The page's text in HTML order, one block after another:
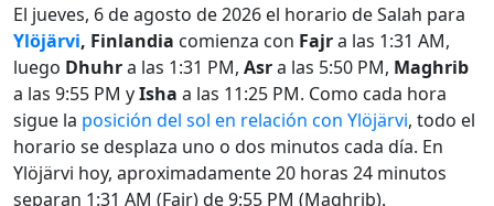
El jueves, 6 de agosto de 2026 el horario de Salah para
Ylöjärvi, Finlandia comienza con Fajra las 1:31 AM,
luego Dhuhra las 1:31 PM, Asra las 5:50 PM, Maghrib
a las 9:55 PM yIsha a las 11:25 PM. Como cada hora
sigue la posición del sol en relación con Ylöjärvi, todo el
horario se desplaza uno o dos minutos cada día. En
Ylöjärvi hoy, aproximadamente 20 horas 24 minutos
separan 1:31 AM (Fajr) de 9:55 PM (Maghrib).